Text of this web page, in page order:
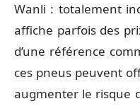
Wanli : totalement
affiche parfois des
d’une référence
ces pneus peuvent
augmenter le risque